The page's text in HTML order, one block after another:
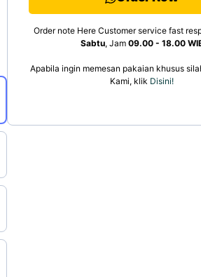
Order note Here Customer service fast
Sabtu, Jam 09.00 - 18.00
Apabila ingin memesan pakaian khusus
Kami, klik Disini!